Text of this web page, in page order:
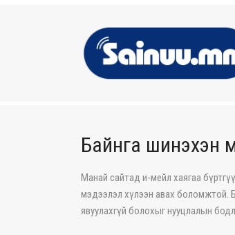
Байнга шинэхэн
Манай сайтад и-мейл хаягаа
мэдээлэл хүлээн авах боломжтой.
явуулахгүй болохыг нууцлалын